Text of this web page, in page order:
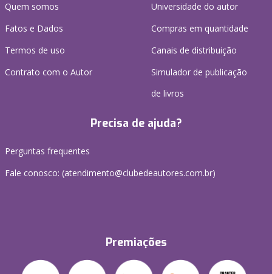
Quem somos
Fatos e Dados
Termos de uso
Contrato com o Autor
Universidade do autor
Compras em quantidade
Canais de distribuição
Simulador de publicação
de livros
Precisa de ajuda?
Perguntas frequentes
Fale conosco: (atendimento@clubedeautores.com.br)
Premiações